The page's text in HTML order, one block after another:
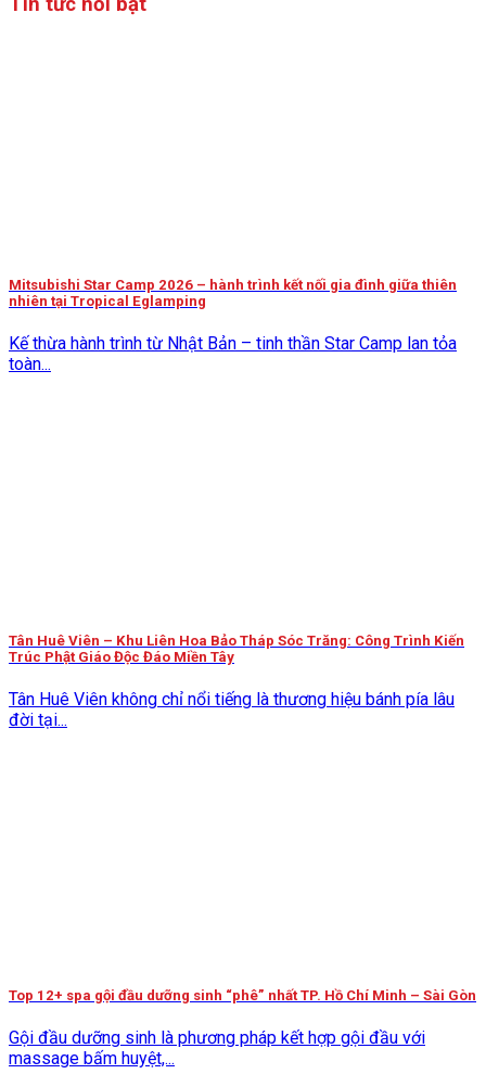
Mitsubishi Star Camp 2026 – hành trình kết nối gia đình giữa thiên
nhiên tại Tropical Eglamping
Kế thừa hành trình từ Nhật Bản – tinh thần Star Camp lan tỏa
toàn...
Tân Huê Viên – Khu Liên Hoa Bảo Tháp Sóc Trăng: Công Trình Kiến
Trúc Phật Giáo Độc Đáo Miền Tây
Tân Huê Viên không chỉ nổi tiếng là thương hiệu bánh pía lâu
đời tại...
Top 12+ spa gội đầu dưỡng sinh “phê” nhất TP. Hồ Chí Minh – Sài Gòn
Gội đầu dưỡng sinh là phương pháp kết hợp gội đầu với
massage bấm huyệt,...